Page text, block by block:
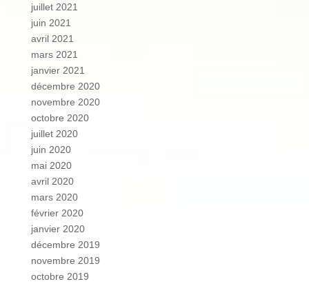
juillet 2021
juin 2021
avril 2021
mars 2021
janvier 2021
décembre 2020
novembre 2020
octobre 2020
juillet 2020
juin 2020
mai 2020
avril 2020
mars 2020
février 2020
janvier 2020
décembre 2019
novembre 2019
octobre 2019